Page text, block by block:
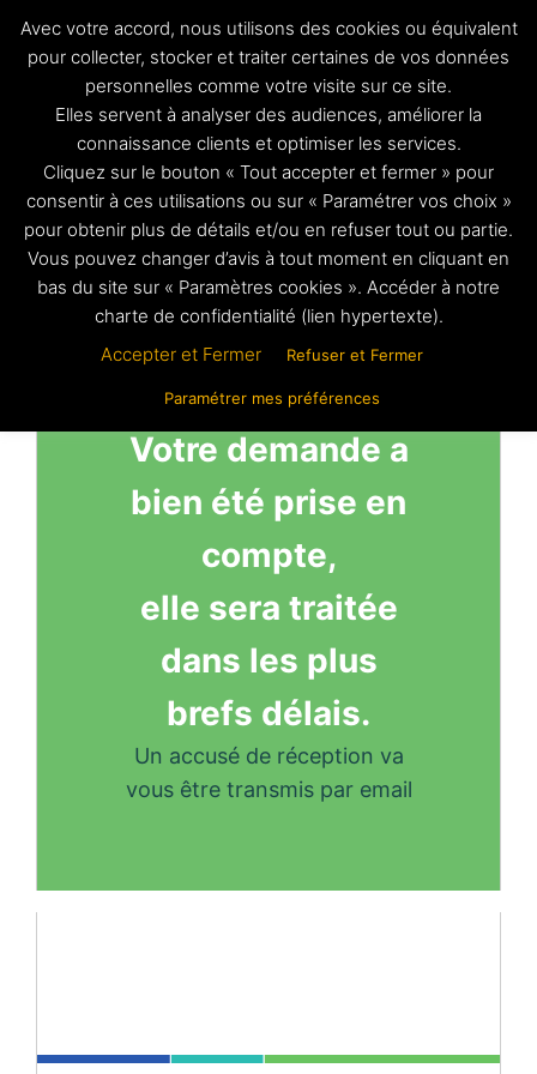
Aller
au
contenu
demande Suppression
branchement gaz
Ce formulaire vous permet d’effectuer
votre demande de suppression de
branchement gaz
Votre demande a
bien été prise en
compte,
elle sera traitée
dans les plus
brefs délais.
Un accusé de réception va
vous être transmis par email
Avec votre accord, nous utilisons des cookies ou équivalent
pour collecter, stocker et traiter certaines de vos données
personnelles comme votre visite sur ce site.
Elles servent à analyser des audiences, améliorer la
connaissance clients et optimiser les services.
Cliquez sur le bouton « Tout accepter et fermer » pour
consentir à ces utilisations ou sur « Paramétrer vos choix »
pour obtenir plus de détails et/ou en refuser tout ou partie.
Vous pouvez changer d’avis à tout moment en cliquant en
bas du site sur « Paramètres cookies ». Accéder à notre
charte de confidentialité (lien hypertexte).
Accepter et Fermer
Refuser et Fermer
Paramétrer mes préférences